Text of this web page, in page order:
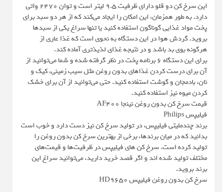
این سرخ کن دو قلو دارای ظرفیت ۹.۵ لیتر است و توان ۲۴۷۰ واتی
دارد. به طور همزمان، این امکان را ایجاد می‌کند که از هر دو سبد برای
پخت مواد غذایی گوناگون استفاده کنید یا تنها سراغ یکی از سبدها
بروید. گردش هوا در این دستگاه به نحوی است که غذا عاری از
هرگونه بوی بد باشد و در نتیجه غذای لذیذتری آماده کند.
برای این دستگاه ۶ برنامه پخت در نظر گرفته شده و شما می‌توانید از
آن برای درست کردن غذاهای بدون روغن مثل سیب زمینی، کیک و
نان، بادمجان و گوشت استفاده کنید. حتی می‌توانید از آن برای خشک
کردن میوه نیز استفاده کنید.
قیمت سرخ کن بدون روغن نینجا AF400
فیلیپس Philips
برند چندملیتی فیلیپس، در تولید سرخ کن نیز دست دارد و خوب است
بدانید که در میان برندها، برخی از بهترین سرخ کن بدون روغن را
تولید کرده است. سرخ کن های فیلیپس در ظرفیت‌ها و قیمت‌های
مختلف تولید شده ‌اند و اگر قصد خرید دارید، می‌توانید سراغ این
برند بروید.
سرخ کن بدون روغن فیلیپس HD9650